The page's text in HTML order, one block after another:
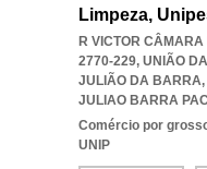
Limpeza,
R VICTOR
2770-229, UNIÃO
JULIÃO DA BARRA,
JULIAO BARRA
Comércio por
UNIP